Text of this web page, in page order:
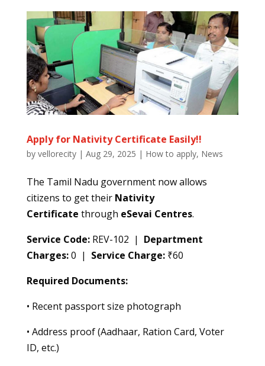
Apply for Nativity Certificate Easily!!
by vellorecity| Aug 29, 2025 | How to apply, News
The Tamil Nadu government now allows
citizens to get their Nativity
Certificate through eSevai Centres.
Service Code:REV-102 | Department
Charges:0 | Service Charge:₹60
Required Documents:
• Recent passport size photograph
• Address proof (Aadhaar, Ration Card, Voter
ID, etc.)